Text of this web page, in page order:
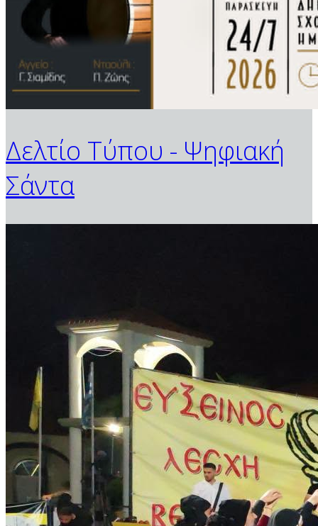
Δελτίο Τύπου - Ψηφιακή
Σάντα